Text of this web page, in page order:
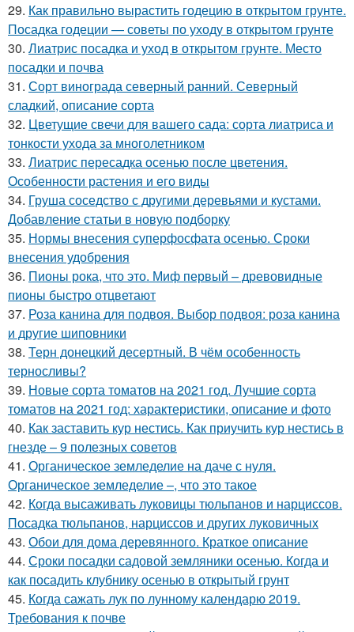
29. Как правильно вырастить годецию в открытом грунте.
Посадка годеции — советы по уходу в открытом грунте
30. Лиатрис посадка и уход в открытом грунте. Место
посадки и почва
31. Сорт винограда северный ранний. Северный
сладкий, описание сорта
32. Цветущие свечи для вашего сада: сорта лиатриса и
тонкости ухода за многолетником
33. Лиатрис пересадка осенью после цветения.
Особенности растения и его виды
34. Груша соседство с другими деревьями и кустами.
Добавление статьи в новую подборку
35. Нормы внесения суперфосфата осенью. Сроки
внесения удобрения
36. Пионы рока, что это. Миф первый – древовидные
пионы быстро отцветают
37. Роза канина для подвоя. Выбор подвоя: роза канина
и другие шиповники
38. Терн донецкий десертный. В чём особенность
терносливы?
39. Новые сорта томатов на 2021 год. Лучшие сорта
томатов на 2021 год: характеристики, описание и фото
40. Как заставить кур нестись. Как приучить кур нестись в
гнезде – 9 полезных советов
41. Органическое земледелие на даче с нуля.
Органическое земледелие –, что это такое
42. Когда высаживать луковицы тюльпанов и нарциссов.
Посадка тюльпанов, нарциссов и других луковичных
43. Обои для дома деревянного. Краткое описание
44. Сроки посадки садовой земляники осенью. Когда и
как посадить клубнику осенью в открытый грунт
45. Когда сажать лук по лунному календарю 2019.
Требования к почве